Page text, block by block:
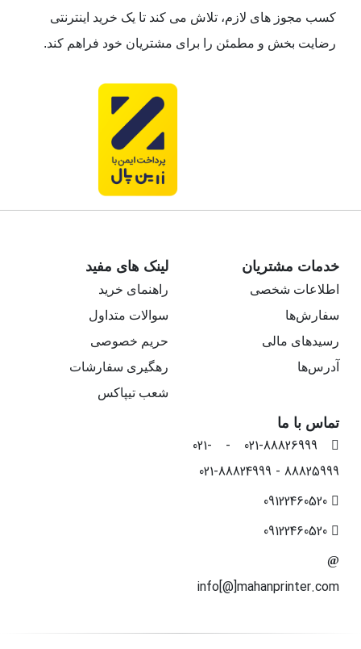
کسب مجوز های لازم، تلاش می کند تا یک خرید اینترنتی
رضایت بخش و مطمئن را برای مشتریان خود فراهم کند.
خدمات مشتریان
اطلاعات شخصی
سفارش‌ها
رسیدهای مالی
آدرس‌ها
لینک های مفید
راهنمای خرید
سوالات متداول
حریم خصوصی
رهگیری سفارشات
شعب تیپاکس
تماس با ما
021-88826999 - 021-
88825999 - 021-88824999
info[@]mahanprinter.com